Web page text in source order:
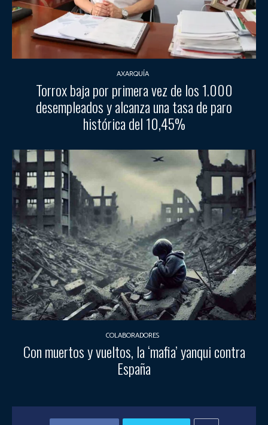
AXARQUÍA
Torrox baja por primera vez de los 1.000
desempleados y alcanza una tasa de paro
histórica del 10,45%
COLABORADORES
Con muertos y vueltos, la ‘mafia’ yanqui contra
España